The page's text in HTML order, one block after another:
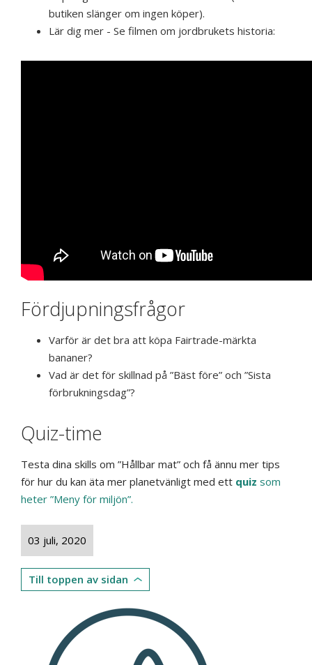
butiken slänger om ingen köper).
Lär dig mer - Se filmen om jordbrukets historia:
Fördjupningsfrågor
Varför är det bra att köpa Fairtrade-märkta
bananer?
Vad är det för skillnad på ”Bäst före” och ”Sista
förbrukningsdag”?
Quiz-time
Testa dina skills om ”Hållbar mat” och få ännu mer tips
för hur du kan äta mer planetvänligt med ett quiz som
heter ”Meny för miljön”.
03 juli, 2020
Till toppen av sidan